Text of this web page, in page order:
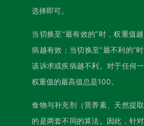
选择即可。
当切换至“最有效的”时，权重值
病越有效；当切换至“最不利的”
该诉求或疾病越不利。对于任何
权重值的最高值总是100。
食物与补充剂（营养素、天然提
的是两套不同的算法。因此，针